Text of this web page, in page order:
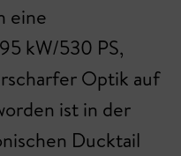
eine
kW/530 PS,
Optik auf
ist in der
Ducktail